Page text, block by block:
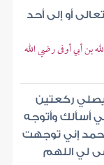
أو إلى أحد
بن أبي أوفى رضي الله
ركعتين
أسألك وأتوجه
إني توجهت
لي اللهم